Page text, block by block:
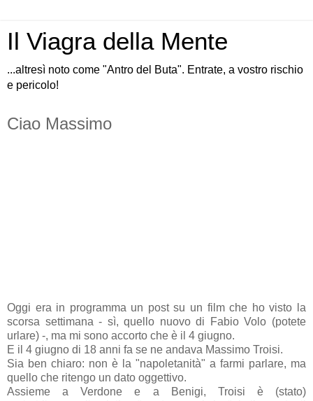
Il Viagra della Mente
...altresì noto come "Antro del Buta". Entrate, a vostro rischio
e pericolo!
Ciao Massimo
Oggi era in programma un post su un film che ho visto la
scorsa settimana - sì, quello nuovo di Fabio Volo (potete
urlare) -, ma mi sono accorto che è il 4 giugno.
E il 4 giugno di 18 anni fa se ne andava Massimo Troisi.
Sia ben chiaro: non è la "napoletanità" a farmi parlare, ma
quello che ritengo un dato oggettivo.
Assieme a Verdone e a Benigi, Troisi è (stato)